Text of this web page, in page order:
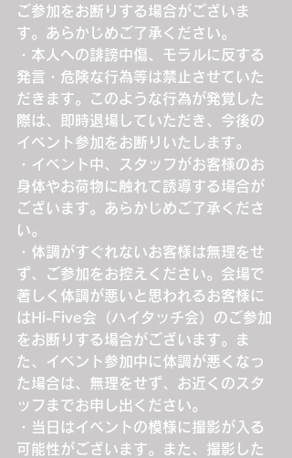
ご参加をお断りする場合がございま
す。あらかじめご了承ください。
・本人への誹謗中傷、モラルに反する
発言・危険な行為等は禁止させていた
だきます。このような行為が発覚した
際は、即時退場していただき、今後の
イベント参加をお断りいたします。
・イベント中、スタッフがお客様のお
身体やお荷物に触れて誘導する場合が
ございます。あらかじめご了承くださ
い。
・体調がすぐれないお客様は無理をせ
ず、ご参加をお控えください。会場で
著しく体調が悪いと思われるお客様に
はHi-Five会（ハイタッチ会）のご参加
をお断りする場合がございます。ま
た、イベント参加中に体調が悪くなっ
た場合は、無理をせず、お近くのスタ
ッフまでお申し出ください。
・当日はイベントの模様に撮影が入る
可能性がございます。また、撮影した